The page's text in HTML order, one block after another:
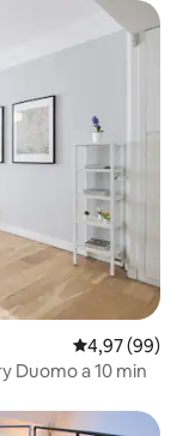
Nilai rata-rata
4,97 (99)
Duomo a 10 min